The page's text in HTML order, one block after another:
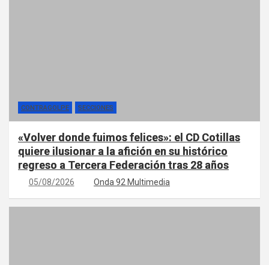
CONTRAGOLPE SECCIONES
«Volver donde fuimos felices»: el CD Cotillas
quiere ilusionar a la afición en su histórico
regreso a Tercera Federación tras 28 años
05/08/2026 Onda 92 Multimedia